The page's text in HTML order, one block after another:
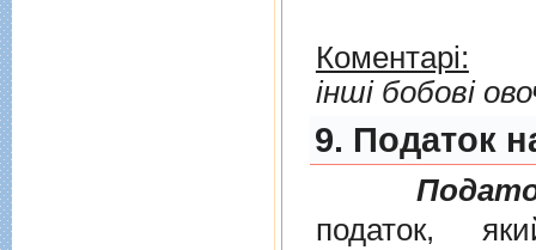
Коментарі:
інші бобові
9. Податок
податок,